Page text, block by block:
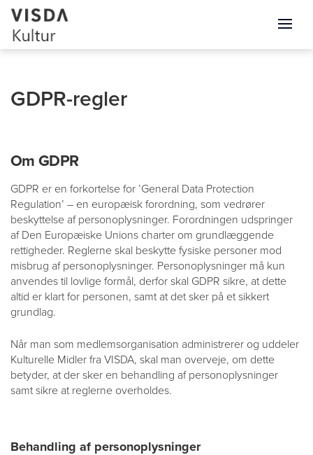
GDPR-regler
Om GDPR
GDPR er en forkortelse for ’General Data Protection
Regulation’ – en europæisk forordning, som vedrører
beskyttelse af personoplysninger. Forordningen udspringer
af Den Europæiske Unions charter om grundlæggende
rettigheder. Reglerne skal beskytte fysiske personer mod
misbrug af personoplysninger. Personoplysninger må kun
anvendes til lovlige formål, derfor skal GDPR sikre, at dette
altid er klart for personen, samt at det sker på et sikkert
grundlag.
Når man som medlemsorganisation administrerer og uddeler
Kulturelle Midler fra VISDA, skal man overveje, om dette
betyder, at der sker en behandling af personoplysninger
samt sikre at reglerne overholdes.
Behandling af personoplysninger